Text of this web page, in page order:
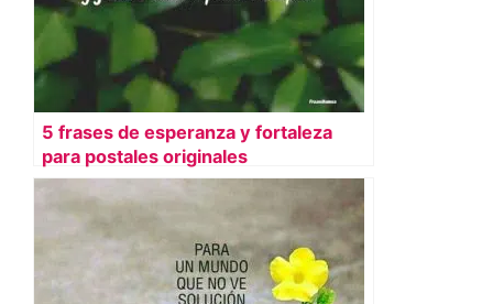
5 frases de esperanza y fortaleza
para postales originales